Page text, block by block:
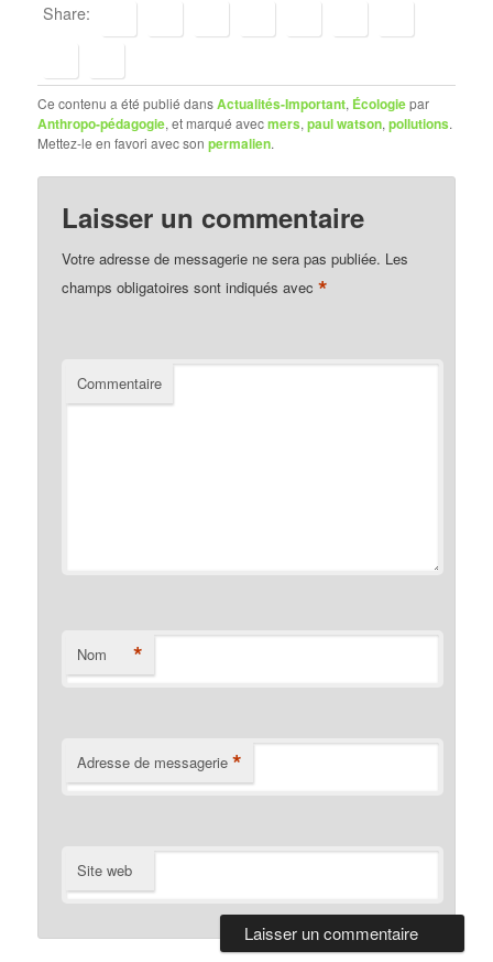
Share:
Ce contenu a été publié dansActualités-Important, Écologiepar
Anthropo-pédagogie, et marqué avecmers,paul watson,pollutions.
Mettez-le en favori avec sonpermalien.
Laisser un commentaire
Votre adresse de messagerie ne sera pas publiée. Les
champs obligatoires sont indiqués avec*
Commentaire
Nom *
Adresse de messagerie *
Site web